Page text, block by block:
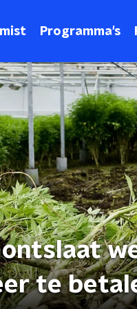
Programma's
te